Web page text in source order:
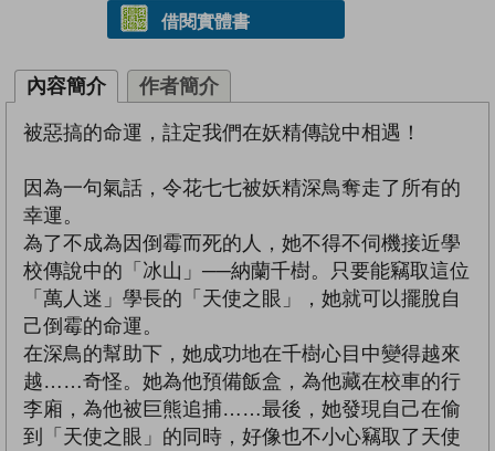
借閱實體書
內容簡介 作者簡介
被惡搞的命運，註定我們在妖精傳說中相遇！
因為一句氣話，令花七七被妖精深鳥奪走了所有的
幸運。
為了不成為因倒霉而死的人，她不得不伺機接近學
校傳說中的「冰山」──納蘭千樹。只要能竊取這位
「萬人迷」學長的「天使之眼」，她就可以擺脫自
己倒霉的命運。
在深鳥的幫助下，她成功地在千樹心目中變得越來
越……奇怪。她為他預備飯盒，為他藏在校車的行
李廂，為他被巨熊追捕……最後，她發現自己在偷
到「天使之眼」的同時，好像也不小心竊取了天使